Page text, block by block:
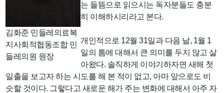
김화준 민들레의료복
지사회적협동조합 민
들레의원 원장
는 들뜸으로 읽으시는 독자분들도 충분
히 이해하시리라고 본다.
개인적으로 12월 31일과 다음 날, 1월 1
일의 틈에 대해서 큰 의미를 두지 않고 살
아왔다. 솔직하게 이야기하자면 새해 첫
일출을 보고자 하는 시도를 해 본 적이 없고, 아마 앞으로도 비
슷할 것이다. 그렇다고 새로운 해가 주는 변화에 대해서 아주 자